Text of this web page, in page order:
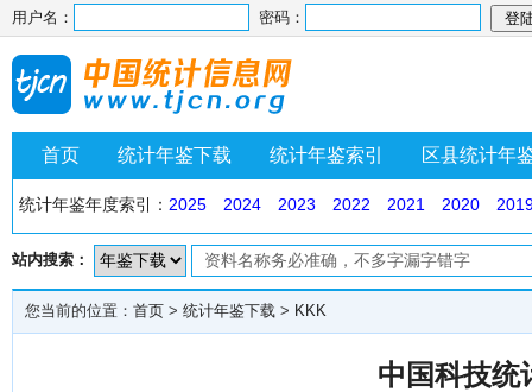
用户名： 密码：
首页 统计年鉴下载 统计年鉴索引 区县统计年
统计年鉴年度索引： 2025 2024 2023 2022 2021 2020
站内搜索：
您当前的位置： 首页 > 统计年鉴下载 > KKK
中国科技统